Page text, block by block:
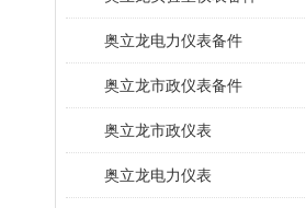
奥立龙电力仪表备件
奥立龙市政仪表备件
奥立龙市政仪表
奥立龙电力仪表